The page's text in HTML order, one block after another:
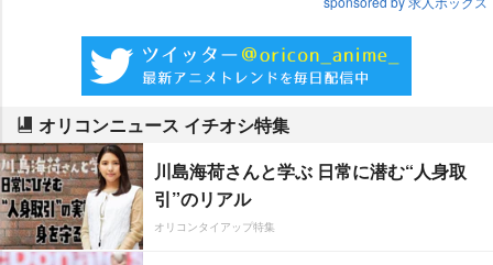
オリコンニュース イチオシ特集
川島海荷さんと学ぶ 日常に潜む“人身取
引”のリアル
オリコンタイアップ特集